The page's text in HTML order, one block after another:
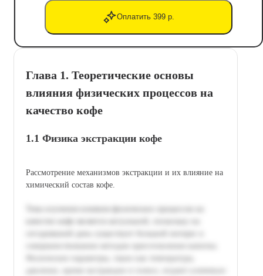
Оплатить 399 р.
Глава 1. Теоретические основы
влияния физических процессов на
качество кофе
1.1 Физика экстракции кофе
Рассмотрение механизмов экстракции и их влияние на
химический состав кофе.